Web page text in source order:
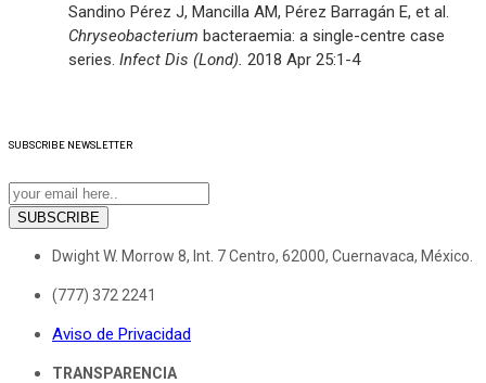
Sandino Pérez J, Mancilla AM, Pérez Barragán E, et al.
Chryseobacterium bacteraemia: a single-centre case
series. Infect Dis (Lond). 2018 Apr 25:1-4
SUBSCRIBE NEWSLETTER
SUBSCRIBE
Dwight W. Morrow 8, Int. 7 Centro, 62000, Cuernavaca, México.
(777) 372 2241
Aviso de Privacidad
TRANSPARENCIA